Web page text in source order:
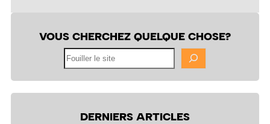
VOUS CHERCHEZ QUELQUE CHOSE?
DERNIERS ARTICLES